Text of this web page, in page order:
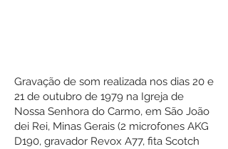
Gravação de som realizada nos dias 20 e
21 de outubro de 1979 na Igreja de
Nossa Senhora do Carmo, em São João
dei Rei, Minas Gerais (2 microfones AKG
D190, gravador Revox A77, fita Scotch